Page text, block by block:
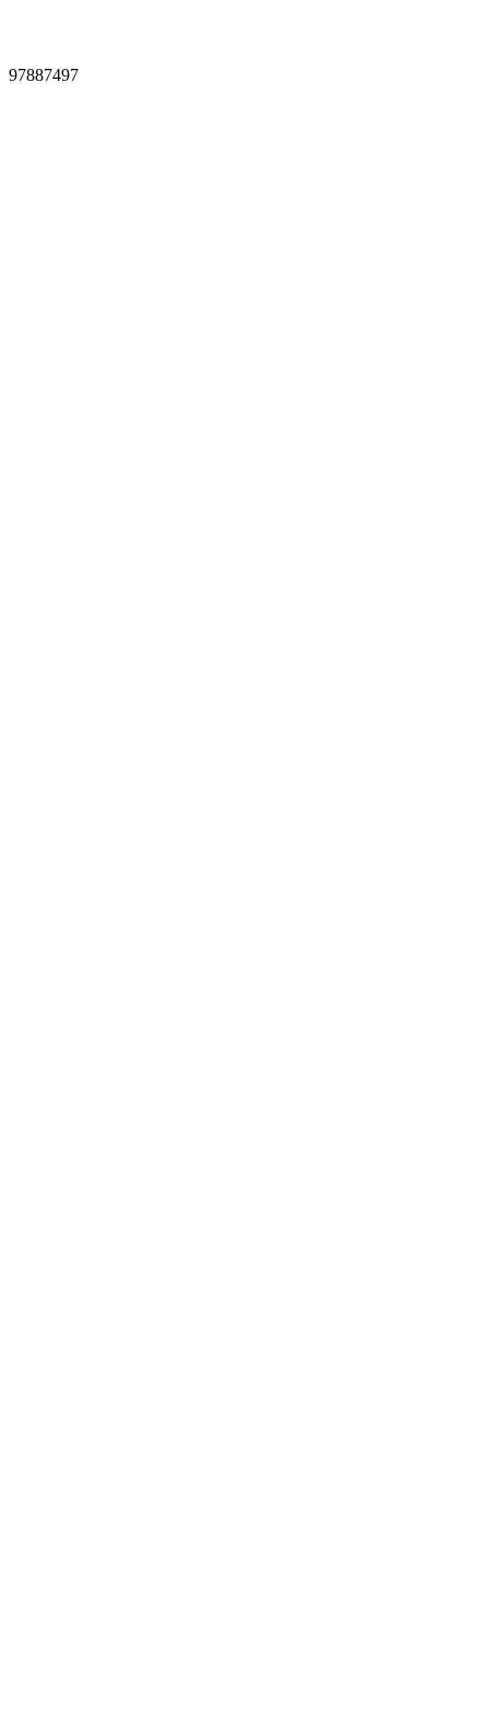
97887497